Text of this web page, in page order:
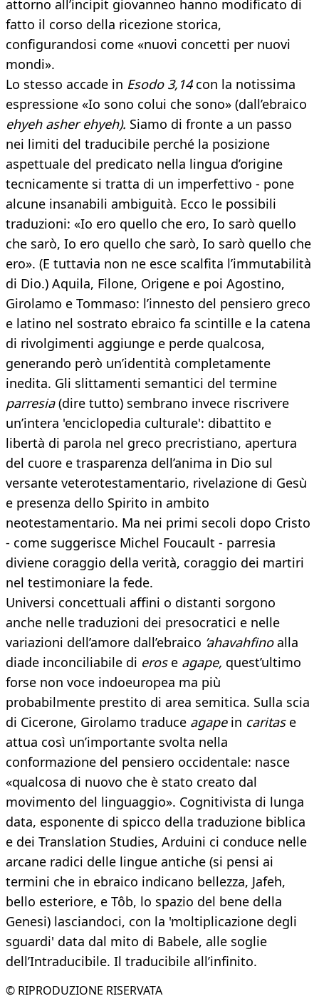
attorno all’incipit giovanneo hanno modificato di
fatto il corso della ricezione storica,
configurandosi come «nuovi concetti per nuovi
mondi».
Lo stesso accade in Esodo 3,14con la notissima
espressione «Io sono colui che sono» (dall’ebraico
ehyeh asher ehyeh). Siamo di fronte a un passo
nei limiti del traducibile perché la posizione
aspettuale del predicato nella lingua d’origine
tecnicamente si tratta di un imperfettivo - pone
alcune insanabili ambiguità. Ecco le possibili
traduzioni: «Io ero quello che ero, Io sarò quello
che sarò, Io ero quello che sarò, Io sarò quello che
ero». (E tuttavia non ne esce scalfita l’immutabilità
di Dio.) Aquila, Filone, Origene e poi Agostino,
Girolamo e Tommaso: l’innesto del pensiero greco
e latino nel sostrato ebraico fa scintille e la catena
di rivolgimenti aggiunge e perde qualcosa,
generando però un’identità completamente
inedita. Gli slittamenti semantici del termine
parresia(dire tutto) sembrano invece riscrivere
un’intera 'enciclopedia culturale': dibattito e
libertà di parola nel greco precristiano, apertura
del cuore e trasparenza dell’anima in Dio sul
versante veterotestamentario, rivelazione di Gesù
e presenza dello Spirito in ambito
neotestamentario. Ma nei primi secoli dopo Cristo
- come suggerisce Michel Foucault - parresia
diviene coraggio della verità, coraggio dei martiri
nel testimoniare la fede.
Universi concettuali affini o distanti sorgono
anche nelle traduzioni dei presocratici e nelle
variazioni dell’amore dall’ebraico ’ahavahfinoalla
diade inconciliabile di erose agape, quest’ultimo
forse non voce indoeuropea ma più
probabilmente prestito di area semitica. Sulla scia
di Cicerone, Girolamo traduce agapein caritase
attua così un’importante svolta nella
conformazione del pensiero occidentale: nasce
«qualcosa di nuovo che è stato creato dal
movimento del linguaggio». Cognitivista di lunga
data, esponente di spicco della traduzione biblica
e dei Translation Studies, Arduini ci conduce nelle
arcane radici delle lingue antiche (si pensi ai
termini che in ebraico indicano bellezza, Jafeh,
bello esteriore, e Tôb, lo spazio del bene della
Genesi) lasciandoci, con la 'moltiplicazione degli
sguardi' data dal mito di Babele, alle soglie
dell’Intraducibile. Il traducibile all’infinito.
© RIPRODUZIONE RISERVATA